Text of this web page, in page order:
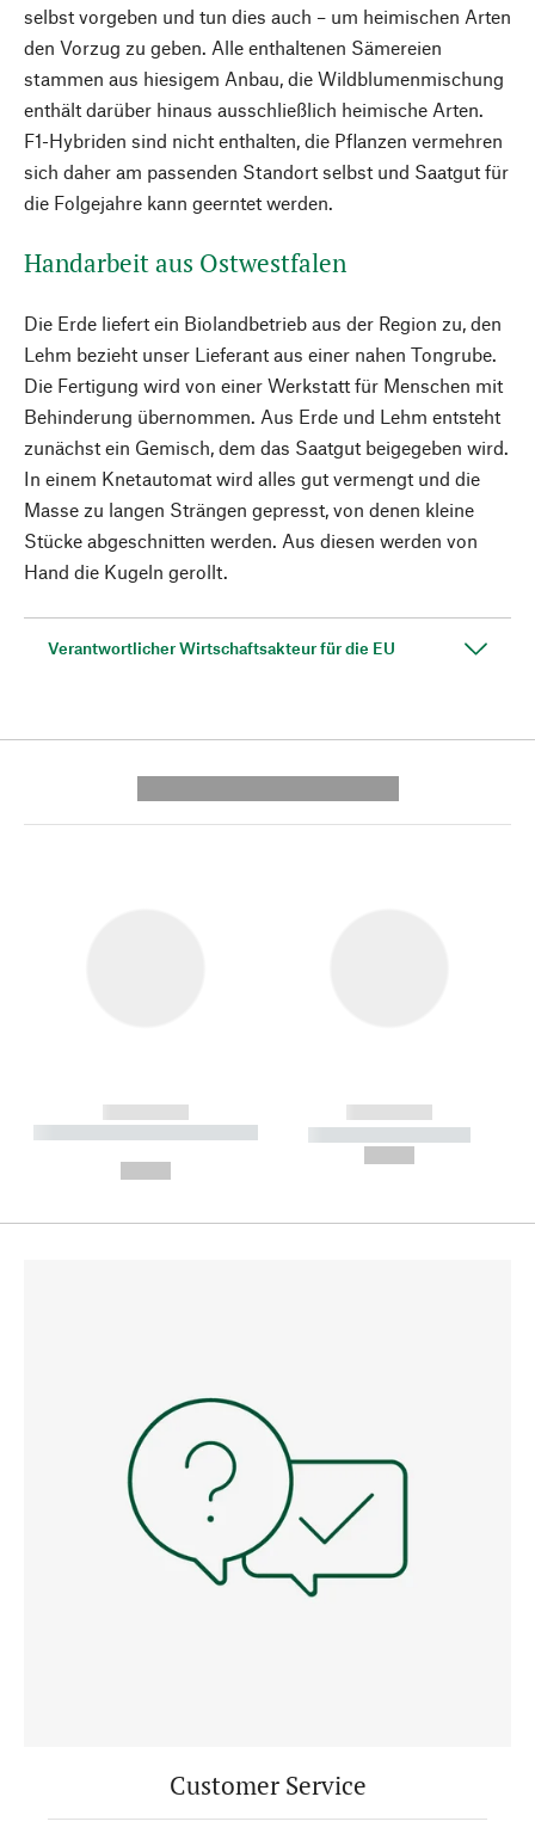
selbst vorgeben und tun dies auch – um heimischen Arten
den Vorzug zu geben. Alle enthaltenen Sämereien
stammen aus hiesigem Anbau, die Wildblumenmischung
enthält darüber hinaus ausschließlich heimische Arten.
F1-Hybriden sind nicht enthalten, die Pflanzen vermehren
sich daher am passenden Standort selbst und Saatgut für
die Folgejahre kann geerntet werden.
Handarbeit aus Ostwestfalen
Die Erde liefert ein Biolandbetrieb aus der Region zu, den
Lehm bezieht unser Lieferant aus einer nahen Tongrube.
Die Fertigung wird von einer Werkstatt für Menschen mit
Behinderung übernommen. Aus Erde und Lehm entsteht
zunächst ein Gemisch, dem das Saatgut beigegeben wird.
In einem Knetautomat wird alles gut vermengt und die
Masse zu langen Strängen gepresst, von denen kleine
Stücke abgeschnitten werden. Aus diesen werden von
Hand die Kugeln gerollt.
Verantwortlicher Wirtschaftsakteur für die EU
------------
----------- ----------- --------
------------
----------- -----------
Customer Service